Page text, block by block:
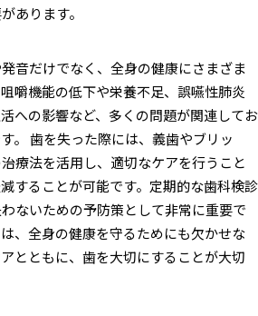
あります。
音だけでなく、全身の健康にさまざま
嚼機能の低下や栄養不足、誤嚥性肺炎
への影響など、多くの問題が関連してお
。 歯を失った際には、義歯やブリッ
療法を活用し、適切なケアを行うこと
することが可能です。定期的な歯科検診
ないための予防策として非常に重要で
、全身の健康を守るためにも欠かせな
とともに、歯を大切にすることが大切